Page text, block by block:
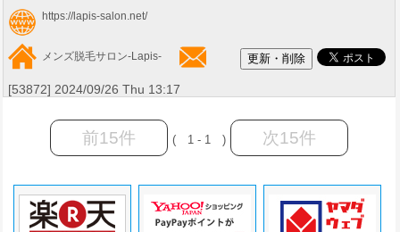
https://lapis-salon.net/
メンズ脱毛サロン-Lapis-
[53872] 2024/09/26 Thu 13:17
前15件 ( 1 - 1 ) 次15件